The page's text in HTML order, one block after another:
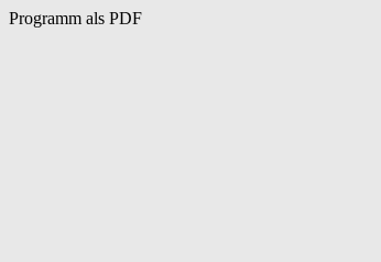
Programm als PDF